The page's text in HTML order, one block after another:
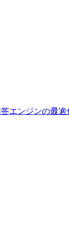
エンジンの最適